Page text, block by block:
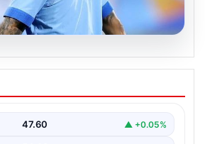
Neymar’ın
Tribünlerin coşkusu ve sahadaki
47.60 ▲ +0.05%